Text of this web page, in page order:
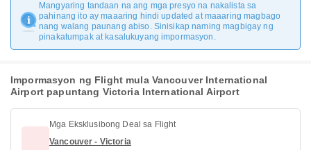
Mangyaring tandaan na ang mga presyo na nakalista sa
pahinang ito ay maaaring hindi updated at maaaring magbago
nang walang paunang abiso. Sinisikap naming magbigay ng
pinakatumpak at kasalukuyang impormasyon.
Impormasyon ng Flight mula Vancouver International
Airport papuntang Victoria International Airport
Mga Eksklusibong Deal sa Flight
Vancouver - Victoria